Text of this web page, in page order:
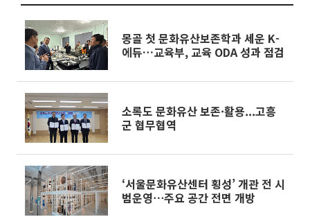
몽골 첫 문화유산보존학과 세운 K-
에듀…교육부, 교육 ODA 성과 점검
소록도 문화유산 보존·활용...고흥
군 협무협역
‘서울문화유산센터 횡성’ 개관 전 시
범운영⋯주요 공간 전면 개방